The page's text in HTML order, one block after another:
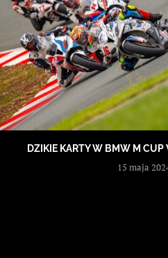
DZIKIE KARTY W BMW M CUP
15 maja